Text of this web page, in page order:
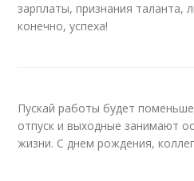
зарплаты, признания таланта,
конечно, успеха!
Пускай работы будет
отпуск и выходные занимают
жизни. С днем рождения,